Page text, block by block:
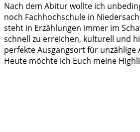
Nach dem Abitur wollte ich
noch Fachhochschule in
steht in Erzählungen immer im
schnell zu erreichen, kulturell und
perfekte Ausgangsort für
Heute möchte ich Euch meine